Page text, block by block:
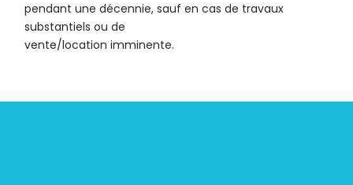
pendant une décennie, sauf en cas de travaux
substantiels ou de
vente/location imminente.